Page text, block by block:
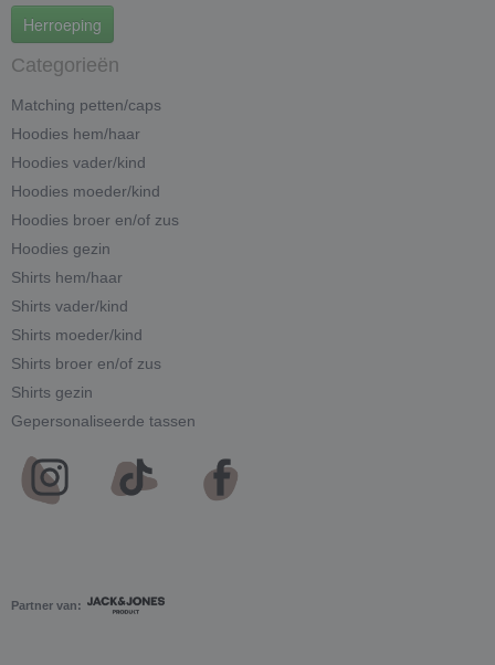
Herroeping
Categorieën
Matching petten/caps
Hoodies hem/haar
Hoodies vader/kind
Hoodies moeder/kind
Hoodies broer en/of zus
Hoodies gezin
Shirts hem/haar
Shirts vader/kind
Shirts moeder/kind
Shirts broer en/of zus
Shirts gezin
Gepersonaliseerde tassen
Partner van: